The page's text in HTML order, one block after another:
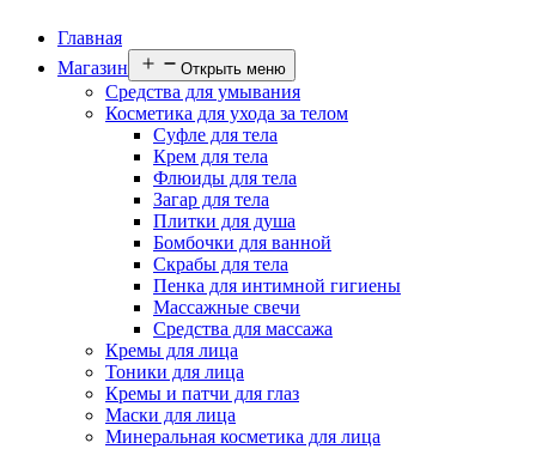
Главная
Магазин
Открыть меню
Средства для умывания
Косметика для ухода за телом
Суфле для тела
Крем для тела
Флюиды для тела
Загар для тела
Плитки для душа
Бомбочки для ванной
Скрабы для тела
Пенка для интимной гигиены
Массажные свечи
Средства для массажа
Кремы для лица
Тоники для лица
Кремы и патчи для глаз
Маски для лица
Минеральная косметика для лица